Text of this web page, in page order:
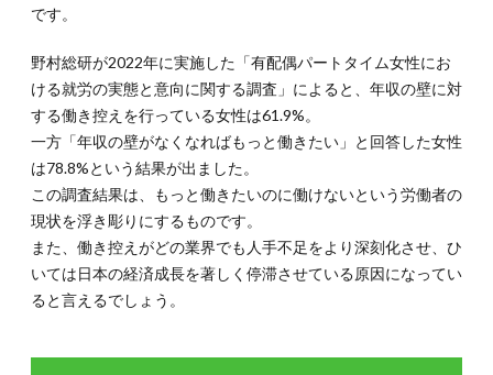
のとき
は社会
保険料
を支払
う
3.年
収の
壁を
理解
する
ため
です。
野村総研が2022年に実施した「有配偶パートタイム女性にお
ける就労の実態と意向に関する調査」によると、年収の壁に対
する働き控えを行っている女性は61.9%。
一方「年収の壁がなくなればもっと働きたい」と回答した女性
は78.8%という結果が出ました。
この調査結果は、もっと働きたいのに働けないという労働者の
現状を浮き彫りにするものです。
また、働き控えがどの業界でも人手不足をより深刻化させ、ひ
いては日本の経済成長を著しく停滞させている原因になってい
ると言えるでしょう。